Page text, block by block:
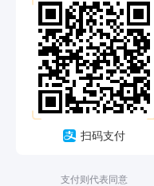
扫码支付
支付则代表同意